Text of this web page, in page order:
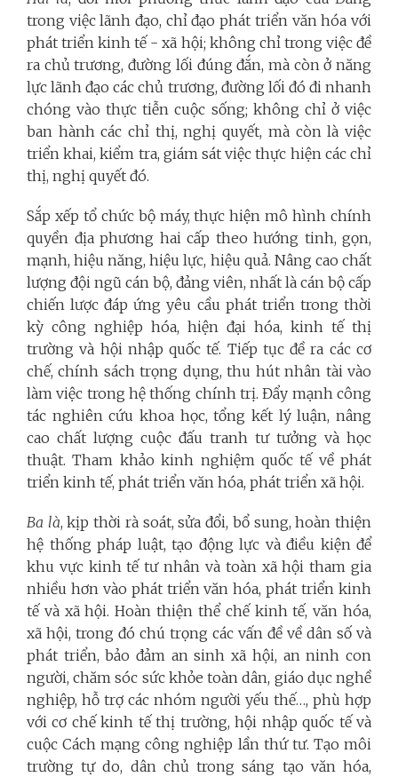
trong việc lãnh đạo, chỉ đạo phát triển văn hóa với
phát triển kinh tế - xã hội; không chỉ trong việc đề
ra chủ trương, đường lối đúng đắn, mà còn ở năng
lực lãnh đạo các chủ trương, đường lối đó đi nhanh
chóng vào thực tiễn cuộc sống; không chỉ ở việc
ban hành các chỉ thị, nghị quyết, mà còn là việc
triển khai, kiểm tra, giám sát việc thực hiện các chỉ
thị, nghị quyết đó.
Sắp xếp tổ chức bộ máy, thực hiện mô hình chính
quyền địa phương hai cấp theo hướng tinh, gọn,
mạnh, hiệu năng, hiệu lực, hiệu quả. Nâng cao chất
lượng đội ngũ cán bộ, đảng viên, nhất là cán bộ cấp
chiến lược đáp ứng yêu cầu phát triển trong thời
kỳ công nghiệp hóa, hiện đại hóa, kinh tế thị
trường và hội nhập quốc tế. Tiếp tục đề ra các cơ
chế, chính sách trọng dụng, thu hút nhân tài vào
làm việc trong hệ thống chính trị. Đẩy mạnh công
tác nghiên cứu khoa học, tổng kết lý luận, nâng
cao chất lượng cuộc đấu tranh tư tưởng và học
thuật. Tham khảo kinh nghiệm quốc tế về phát
triển kinh tế, phát triển văn hóa, phát triển xã hội.
Ba là, kịp thời rà soát, sửa đổi, bổ sung, hoàn thiện
hệ thống pháp luật, tạo động lực và điều kiện để
khu vực kinh tế tư nhân và toàn xã hội tham gia
nhiều hơn vào phát triển văn hóa, phát triển kinh
tế và xã hội. Hoàn thiện thể chế kinh tế, văn hóa,
xã hội, trong đó chú trọng các vấn đề về dân số và
phát triển, bảo đảm an sinh xã hội, an ninh con
người, chăm sóc sức khỏe toàn dân, giáo dục nghề
nghiệp, hỗ trợ các nhóm người yếu thế…, phù hợp
với cơ chế kinh tế thị trường, hội nhập quốc tế và
cuộc Cách mạng công nghiệp lần thứ tư. Tạo môi
trường tự do, dân chủ trong sáng tạo văn hóa,